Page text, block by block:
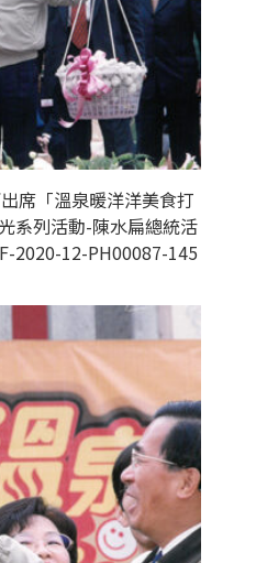
席「溫泉暖洋洋美食打
系列活動-陳水扁總統活
2020-12-PH00087-145